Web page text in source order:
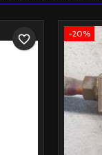
favorite_border -20%